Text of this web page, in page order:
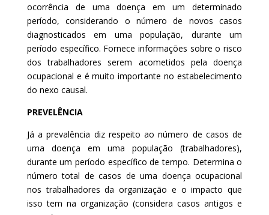
ocorrência de uma doença em um determinado
período, considerando o número de novos casos
diagnosticados em uma população, durante um
período específico. Fornece informações sobre o risco
dos trabalhadores serem acometidos pela doença
ocupacional e é muito importante no estabelecimento
do nexo causal.
PREVELÊNCIA
Já a prevalência diz respeito ao número de casos de
uma doença em uma população (trabalhadores),
durante um período específico de tempo. Determina o
número total de casos de uma doença ocupacional
nos trabalhadores da organização e o impacto que
isso tem na organização (considera casos antigos e